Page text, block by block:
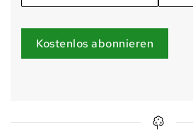
Kostenlos abonnieren